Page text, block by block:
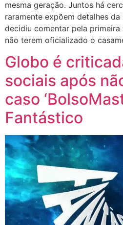
mesma geração. Juntos há
raramente expõem detalhes
decidiu comentar pela
não terem oficializado o
Globo é
sociais após
caso
Fantástico